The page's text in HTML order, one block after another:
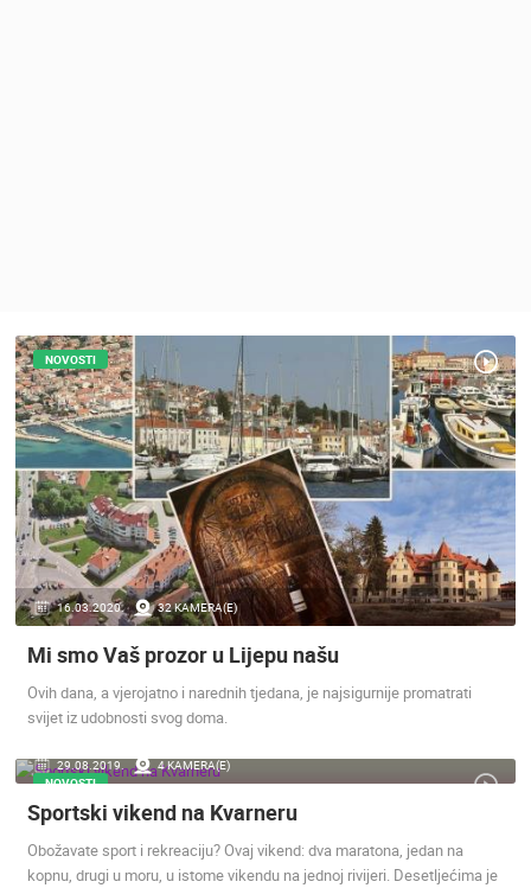
POLICY
BANERI
HRVATSKI
ENGLISH
NAJNOVIJE KAMERE
16.03.2020. 32 KAMERA(E)
NOVOSTI
Mi smo Vaš prozor u Lijepu našu
Ovih dana, a vjerojatno i narednih tjedana, je najsigurnije promatrati
svijet iz udobnosti svog doma.
29.08.2019.
4 KAMERA(E)
NOVOSTI
Sportski vikend na Kvarneru
Obožavate sport i rekreaciju? Ovaj vikend: dva maratona, jedan na
kopnu, drugi u moru, u istome vikendu na jednoj rivijeri. Desetljećima je